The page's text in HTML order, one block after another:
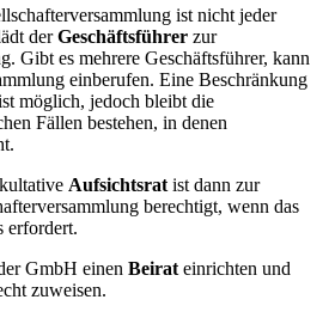
ist nicht jeder
derGeschäftsführer zur
Gibt es mehrere Geschäftsführer, kann
einberufen. Eine Beschränkung
möglich, jedoch bleibt die
Fällen bestehen, in denen
Aufsichtsrat ist dann zur
berechtigt, wenn das
erfordert.
GmbH einen Beirat einrichten und
zuweisen.